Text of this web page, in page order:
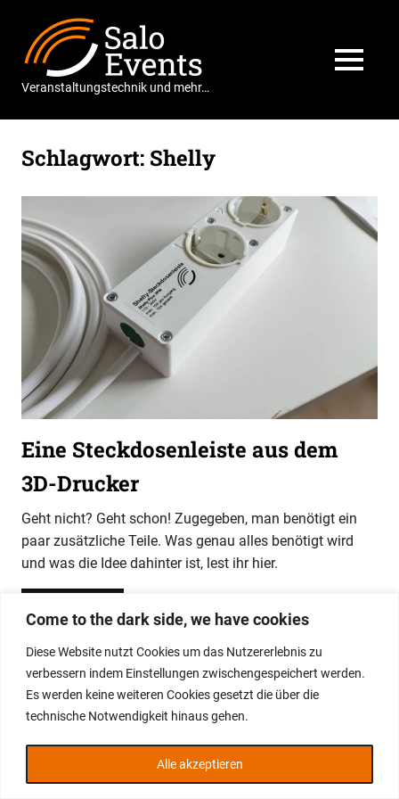
Come to the dark side, we have cookies
Diese Website nutzt Cookies um das Nutzererlebnis zu
verbessern indem Einstellungen zwischengespeichert werden.
Es werden keine weiteren Cookies gesetzt die über die
technische Notwendigkeit hinaus gehen.
Alle akzeptieren
springen
Veranstaltungstechnik und mehr…
MENÜ
Schlagwort: Shelly
Eine Steckdosenleiste aus dem
3D-Drucker
Geht nicht? Geht schon! Zugegeben, man benötigt ein
paar zusätzliche Teile. Was genau alles benötigt wird
und was die Idee dahinter ist, lest ihr hier.
WordPress-Theme: Gridbox von ThemeZee.